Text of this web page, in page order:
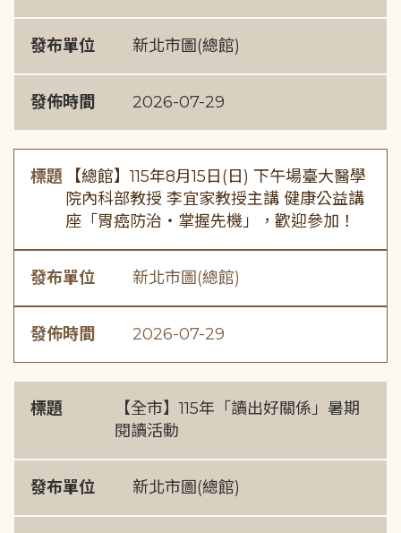
發布單位 新北市圖(總館)
發佈時間 2026-07-29
標題
【總館】115年8月15日(日) 下午場臺大醫學
院內科部教授 李宜家教授主講 健康公益講
座「胃癌防治・掌握先機」，歡迎參加！
發布單位 新北市圖(總館)
發佈時間 2026-07-29
標題
【全市】115年「讀出好關係」暑期
閱讀活動
發布單位 新北市圖(總館)